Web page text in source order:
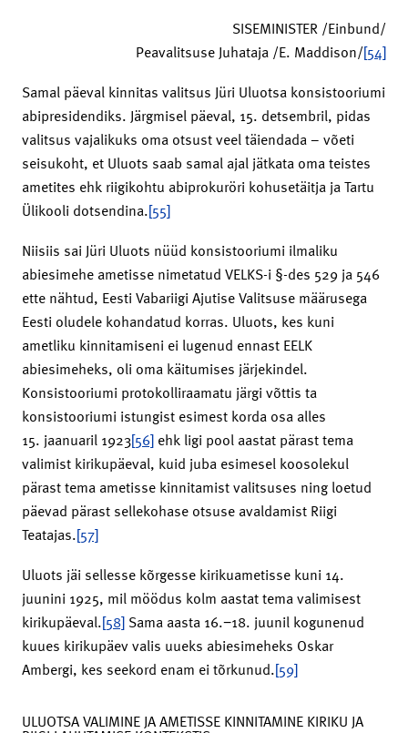
SISEMINISTER /Einbund/
Peavalitsuse Juhataja /E. Maddison/[54]
Samal päeval kinnitas valitsus Jüri Uluotsa konsistooriumi
abipresidendiks. Järgmisel päeval, 15. detsembril, pidas
valitsus vajalikuks oma otsust veel täiendada – võeti
seisukoht, et Uluots saab samal ajal jätkata oma teistes
ametites ehk riigikohtu abiprokuröri kohusetäitja ja Tartu
Ülikooli dotsendina.[55]
Niisiis sai Jüri Uluots nüüd konsistooriumi ilmaliku
abiesimehe ametisse nimetatud VELKS-i §-des 529 ja 546
ette nähtud, Eesti Vabariigi Ajutise Valitsuse määrusega
Eesti oludele kohandatud korras. Uluots, kes kuni
ametliku kinnitamiseni ei lugenud ennast EELK
abiesimeheks, oli oma käitumises järjekindel.
Konsistooriumi protokolliraamatu järgi võttis ta
konsistooriumi istungist esimest korda osa alles
15. jaanuaril 1923[56] ehk ligi pool aastat pärast tema
valimist kirikupäeval, kuid juba esimesel koosolekul
pärast tema ametisse kinnitamist valitsuses ning loetud
päevad pärast sellekohase otsuse avaldamist Riigi
Teatajas.[57]
Uluots jäi sellesse kõrgesse kirikuametisse kuni 14.
juunini 1925, mil möödus kolm aastat tema valimisest
kirikupäeval.[58] Sama aasta 16.−18. juunil kogunenud
kuues kirikupäev valis uueks abiesimeheks Oskar
Ambergi, kes seekord enam ei tõrkunud.[59]
ULUOTSA VALIMINE JA AMETISSE KINNITAMINE KIRIKU JA